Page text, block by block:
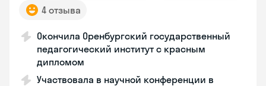
4 отзыва
Окончила Оренбургский государственный
педагогический институт с красным
дипломом
Участвовала в научной конференции в